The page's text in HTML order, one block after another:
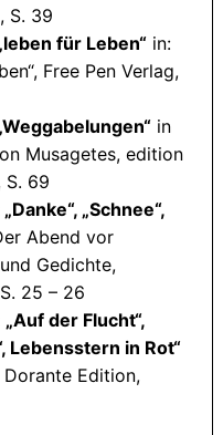
S. 39
für Leben“ in:
Free Pen Verlag,
in
Musagetes, edition
S. 69
„Danke“, „Schnee“,
Abend vor
Gedichte,
25 – 26
„Auf der Flucht“,
Lebensstern in Rot“
Dorante Edition,